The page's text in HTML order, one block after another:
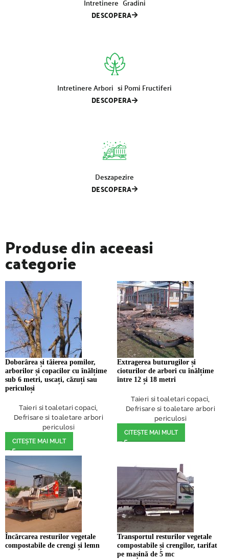
DESCOPERA
Intretinere Arbori si Pomi Fructiferi
DESCOPERA
Deszapezire
DESCOPERA
Produse din aceeasi
categorie
Doborârea și tăierea pomilor,
arborilor și copacilor cu înălțime
sub 6 metri, uscați, căzuți sau
periculoși
Taieri si toaletari copaci
Defrisare si toaletare arbori
periculosi
CITEȘTE MAI MULT
Extragerea buturugilor și
cioturilor de arbori cu înălțime
între 12 și 18 metri
Taieri si toaletari copaci
Defrisare si toaletare arbori
periculosi
CITEȘTE MAI MULT
Încărcarea resturilor vegetale
compostabile de crengi și lemn
Transportul resturilor vegetale
compostabile și crengilor, tarifat
pe mașină de 5 mc